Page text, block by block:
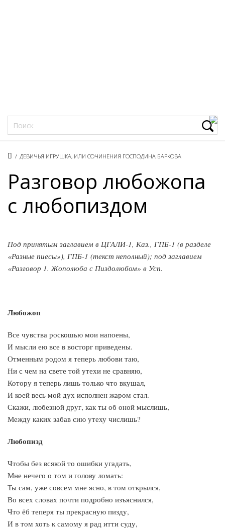
/ ДЕВИЧЬЯ ИГРУШКА, ИЛИ СОЧИНЕНИЯ ГОСПОДИНА БАРКОВА
Разговор любожопа
с любопиздом
Под принятым заглавием в ЦГАЛИ-1, Каз., ГПБ-1 (в разделе
«Разные пиесы»), ГПБ-1 (текст неполный); под заглавием
«Разговор 1. Жополюба с Пиздолюбом» в Усп.
Любожоп
Все чувства роскошью мои напоены,
И мысли ею все в восторг приведены.
Отменным родом я теперь любови таю,
Ни с чем на свете той утехи не сравняю,
Котору я теперь лишь только что вкушал,
И коей весь мой дух исполнен жаром стал.
Скажи, любезной друг, как ты об оной мыслишь,
Между каких забав сию утеху числишь?
Любопизд
Чтобы без всякой то ошибки угадать,
Мне нечего о том и голову ломать:
Ты сам, уже совсем мне ясно, в том открылся,
Во всех словах почти подробно изъяснился,
Что ёб теперя ты прекрасную пизду,
И в том хоть к самому я рад итти суду,